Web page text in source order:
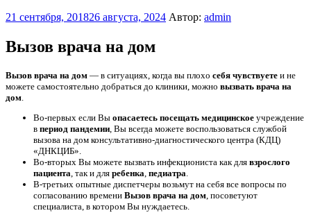
Опубликовано
21 сентября, 201826 августа, 2024 Автор: admin
Вызов врача на дом
Вызов врача на дом — в ситуациях, когда вы плохо себя чувствуете и не
можете самостоятельно добраться до клиники, можно вызвать врача на
дом
Во-первых если Вы опасаетесь посещать медицинское учреждение
в период пандемии , Вы всегда можете воспользоваться службой
вызова на дом консультативно-диагностического центра (КДЦ)
«ДНКЦИБ».
Во-вторых Вы можете вызвать инфекциониста как для взрослого
пациента , так и для ребенка педиатра
В-третьих опытные диспетчеры возьмут на себя все вопросы по
согласованию времени Вызов врача на дом , посоветуют
специалиста, в котором Вы нуждаетесь.